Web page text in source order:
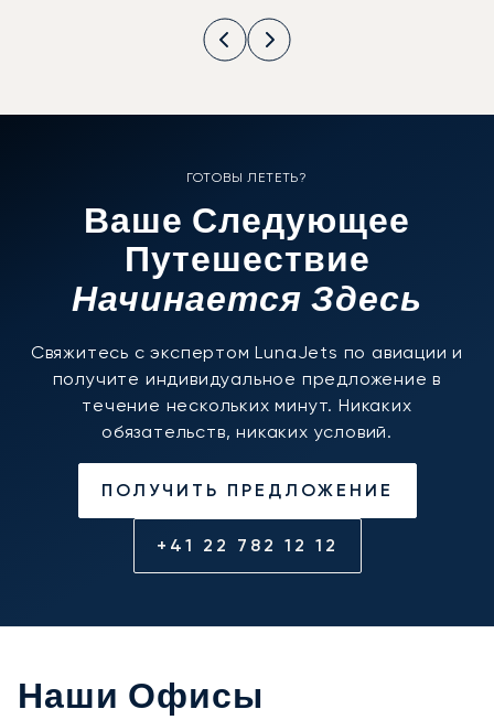
ГОТОВЫ ЛЕТЕТЬ?
Ваше Следующее
Путешествие
Начинается Здесь
Свяжитесь с экспертом LunaJets по авиации и
получите индивидуальное предложение в
течение нескольких минут. Никаких
обязательств, никаких условий.
ПОЛУЧИТЬ ПРЕДЛОЖЕНИЕ
+41 22 782 12 12
Наши Офисы